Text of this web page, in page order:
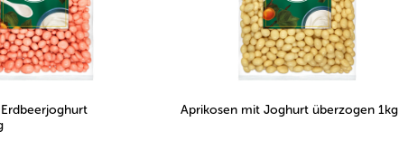
Aprikosen mit Joghurt überzogen 1kg